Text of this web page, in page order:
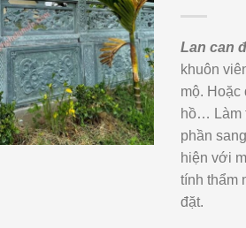
Lan can
khuôn
mộ. Hoặc
hồ… Làm
phần
hiện với
tính thẩm
đặt.